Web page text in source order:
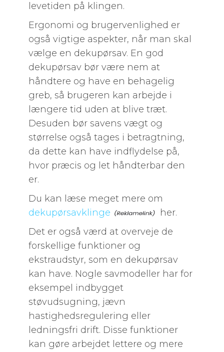
levetiden på klingen.
Ergonomi og brugervenlighed er
også vigtige aspekter, når man skal
vælge en dekupørsav. En god
dekupørsav bør være nem at
håndtere og have en behagelig
greb, så brugeren kan arbejde i
længere tid uden at blive træt.
Desuden bør savens vægt og
størrelse også tages i betragtning,
da dette kan have indflydelse på,
hvor præcis og let håndterbar den
er.
Du kan læse meget mere om
dekupørsavklinge
her.
Det er også værd at overveje de
forskellige funktioner og
ekstraudstyr, som en dekupørsav
kan have. Nogle savmodeller har for
eksempel indbygget
støvudsugning, jævn
hastighedsregulering eller
ledningsfri drift. Disse funktioner
kan gøre arbejdet lettere og mere